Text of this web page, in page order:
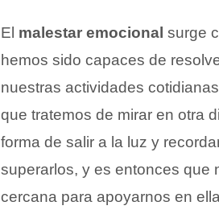
El malestar emocional surge
hemos sido capaces de
nuestras actividades
que tratemos de mirar en otra
forma de salir a la luz y
superarlos, y es entonces que
cercana para apoyarnos en